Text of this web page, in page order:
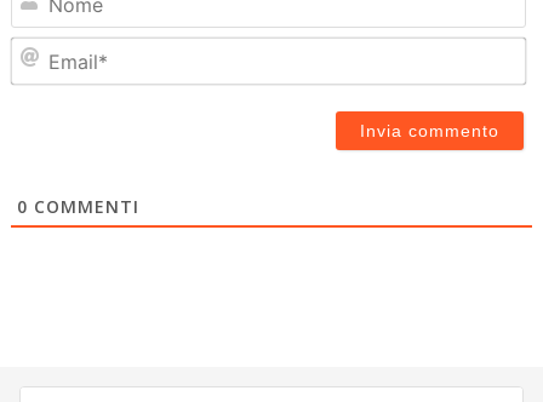
0 COMMENTI